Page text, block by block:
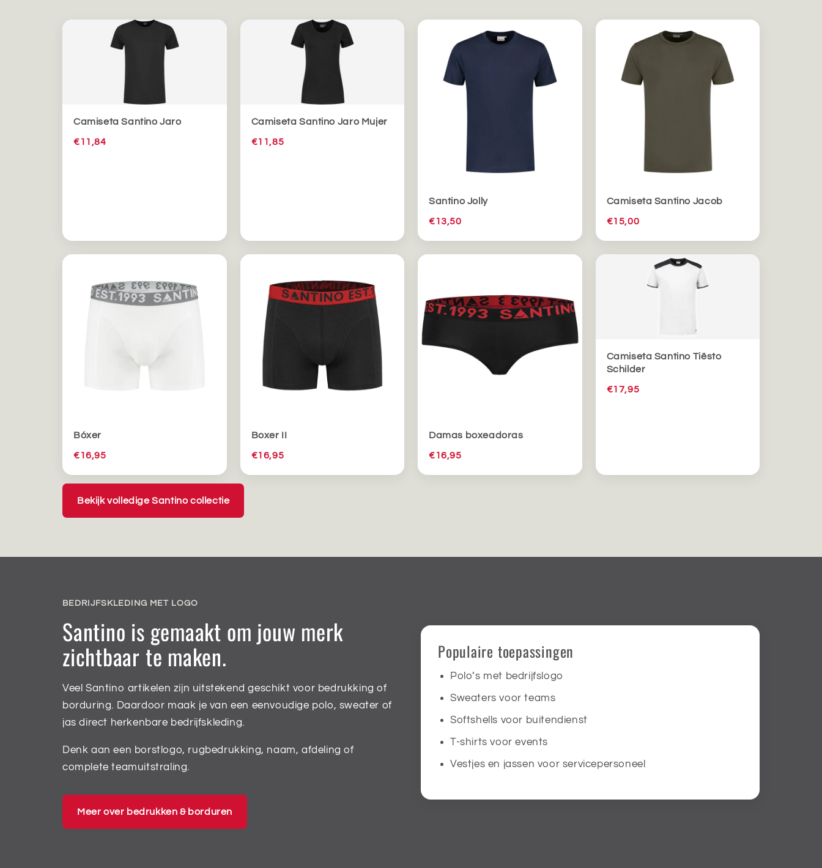
Camiseta Santino Jaro
€11,84
Camiseta Santino Jaro Mujer
€11,85
Santino Jolly
€13,50
Camiseta Santino Jacob
€15,00
Bóxer
€16,95
Boxer II
€16,95
Damas boxeadoras
€16,95
Camiseta Santino Tiësto
Schilder
€17,95
Bekijk volledige Santino collectie
BEDRIJFSKLEDING MET LOGO
Santino is gemaakt om jouw merk
zichtbaar te maken.
Veel Santino artikelen zijn uitstekend geschikt voor bedrukking of
borduring. Daardoor maak je van een eenvoudige polo, sweater of
jas direct herkenbare bedrijfskleding.
Denk aan een borstlogo, rugbedrukking, naam, afdeling of
complete teamuitstraling.
Meer over bedrukken & borduren
Populaire toepassingen
Polo’s met bedrijfslogo
Sweaters voor teams
Softshells voor buitendienst
T-shirts voor events
Vestjes en jassen voor servicepersoneel